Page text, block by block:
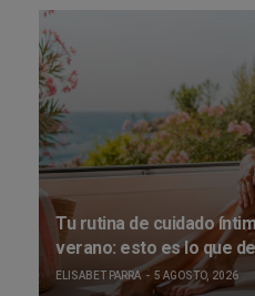
Tu rutina de cuidado
verano: esto es lo que
ELISABET PARRA 5 AGOSTO, 2026